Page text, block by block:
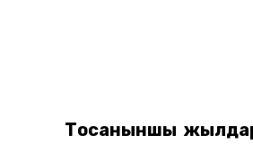
Тоқсаныншы